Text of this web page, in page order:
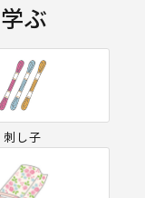
ぶ
刺し子